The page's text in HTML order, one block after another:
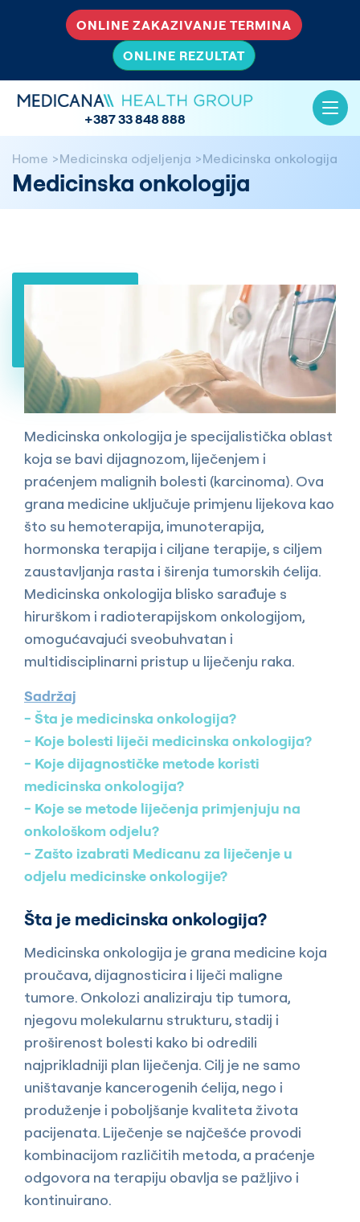
ONLINE ZAKAZIVANJE TERMINA
ONLINE REZULTAT
+387 33 848 888
Home Medicinska odjeljenja Medicinska onkologija
Medicinska onkologija
Medicinska onkologija je specijalistička oblast
koja se bavi dijagnozom, liječenjem i
praćenjem malignih bolesti (karcinoma). Ova
grana medicine uključuje primjenu lijekova kao
što su hemoterapija, imunoterapija,
hormonska terapija i ciljane terapije, s ciljem
zaustavljanja rasta i širenja tumorskih ćelija.
Medicinska onkologija blisko sarađuje s
hirurškom i radioterapijskom onkologijom,
omogućavajući sveobuhvatan i
multidisciplinarni pristup u liječenju raka.
Sadržaj
Šta je medicinska onkologija?
Koje bolesti liječi medicinska onkologija?
Koje dijagnostičke metode koristi
medicinska onkologija?
Koje se metode liječenja primjenjuju na
onkološkom odjelu?
Zašto izabrati Medicanu za liječenje u
odjelu medicinske onkologije?
Šta je medicinska onkologija?
Medicinska onkologija je grana medicine koja
proučava, dijagnosticira i liječi maligne
tumore. Onkolozi analiziraju tip tumora,
njegovu molekularnu strukturu, stadij i
proširenost bolesti kako bi odredili
najprikladniji plan liječenja. Cilj je ne samo
uništavanje kancerogenih ćelija, nego i
produženje i poboljšanje kvaliteta života
pacijenata. Liječenje se najčešće provodi
kombinacijom različitih metoda, a praćenje
odgovora na terapiju obavlja se pažljivo i
kontinuirano.